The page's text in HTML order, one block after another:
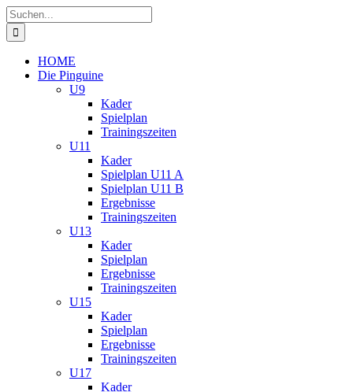
Zum
Inhalt
springen
Suche
nach:
HOME
Die Pinguine
U9
Kader
Spielplan
Trainingszeiten
U11
Kader
Spielplan U11 A
Spielplan U11 B
Ergebnisse
Trainingszeiten
U13
Kader
Spielplan
Ergebnisse
Trainingszeiten
U15
Kader
Spielplan
Ergebnisse
Trainingszeiten
U17
Kader